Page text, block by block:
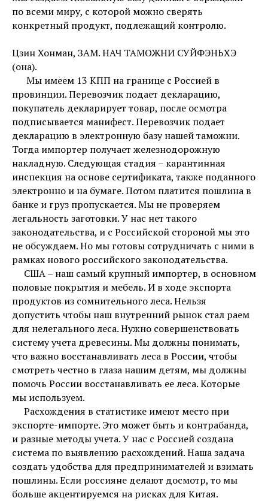
по всеми миру, с которой можно сверять
конкретный продукт, подлежащий контролю.
Цзин Хонман, ЗАМ. НАЧ ТАМОЖНИ СУЙФЭНЬХЭ
(она).
Мы имеем 13 КПП на границе с Россией в
провинции. Перевозчик подает декларацию,
покупатель декларирует товар, после осмотра
подписывается манифест. Перевозчик подает
декларацию в электронную базу нашей таможни.
Тогда импортер получает железнодорожную
накладную. Следующая стадия – карантинная
инспекция на основе сертификата, также поданного
электронно и на бумаге. Потом платится пошлина в
банке и груз пропускается. Мы не проверяем
легальность заготовки. У нас нет такого
законодательства, и с Российской стороной мы это
не обсуждаем. Но мы готовы сотрудничать с ними в
рамках нового российского законодательства.
США – наш самый крупный импортер, в основном
половые покрытия и мебель. И в ходе экспорта
продуктов из сомнительного леса. Нельзя
допустить чтобы наш внутренний рынок стал раем
для нелегального леса. Нужно совершенствовать
систему учета древесины. Мы должны понимать,
что важно восстанавливать леса в России, чтобы
смотреть честно в глаза нашим детям, мы должны
помочь России восстанавливать ее леса. Которые
мы используем.
Расхождения в статистике имеют место при
экспорте-импорте. Это может быть и контрабанда,
и разные методы учета. У нас с Россией создана
система по выявлению расхождений. Наша задача
создать удобства для предпринимателей и взимать
пошлины. Если россияне делают досмотр, то мы
больше акцентируемся на рисках для Китая.